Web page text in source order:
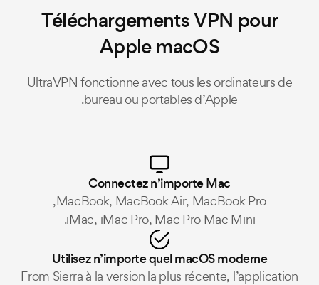
Téléchargements VPN pour
Apple macOS
UltraVPN fonctionne avec tous les ordinateurs de
bureau ou portables d’Apple.
Connectez n’importe Mac
MacBook, MacBook Air, MacBook Pro,
iMac, iMac Pro, Mac Pro Mac Mini.
Utilisez n’importe quel macOS moderne
From Sierra à la version la plus récente, l’application